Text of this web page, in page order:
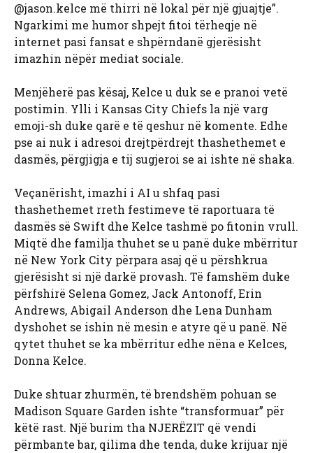
@jason.kelce më thirri në lokal për një gjuajtje”.
Ngarkimi me humor shpejt fitoi tërheqje në
internet pasi fansat e shpërndanë gjerësisht
imazhin nëpër mediat sociale.
Menjëherë pas kësaj, Kelce u duk se e pranoi vetë
postimin. Ylli i Kansas City Chiefs la një varg
emoji-sh duke qarë e të qeshur në komente. Edhe
pse ai nuk i adresoi drejtpërdrejt thashethemet e
dasmës, përgjigja e tij sugjeroi se ai ishte në shaka.
Veçanërisht, imazhi i AI u shfaq pasi
thashethemet rreth festimeve të raportuara të
dasmës së Swift dhe Kelce tashmë po fitonin vrull.
Miqtë dhe familja thuhet se u panë duke mbërritur
në New York City përpara asaj që u përshkrua
gjerësisht si një darkë provash. Të famshëm duke
përfshirë Selena Gomez, Jack Antonoff, Erin
Andrews, Abigail Anderson dhe Lena Dunham
dyshohet se ishin në mesin e atyre që u panë. Në
qytet thuhet se ka mbërritur edhe nëna e Kelces,
Donna Kelce.
Duke shtuar zhurmën, të brendshëm pohuan se
Madison Square Garden ishte “transformuar” për
këtë rast. Një burim tha NJERËZIT që vendi
përmbante bar, qilima dhe tenda, duke krijuar një